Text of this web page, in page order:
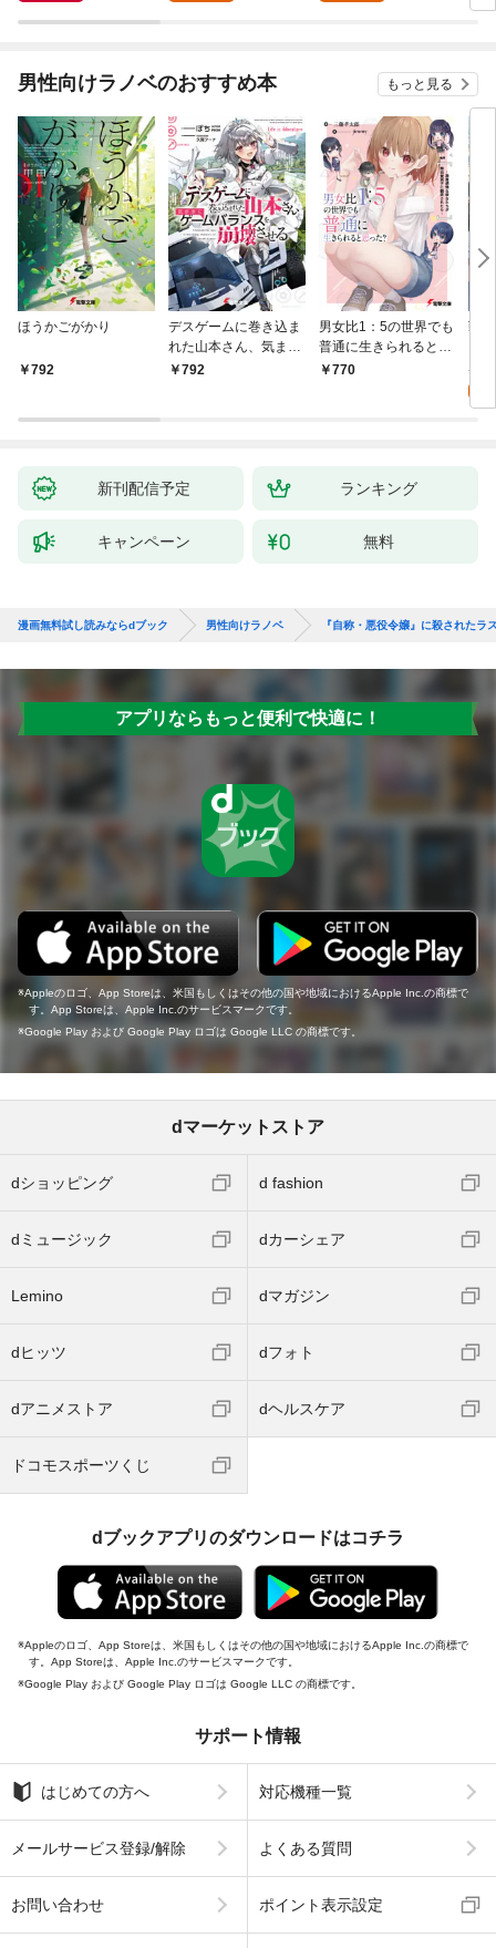
特典付き】
なりました！？～ 第
す
男性向けラノベのおすすめ本 もっと見る
ほうかごがかり
792
デスゲームに巻き込ま
れた山本さん、気まま
にゲームバランスを崩
792
男女比1：5の世界でも
普通に生きられると思
った？ ～激重感情な
770
戦
活
特
新刊配信予定 ランキング
キャンペーン 無料
漫画無料試し読みならdブック 男性向けラノベ 『自称・悪役令嬢』に殺されたラ
アプリならもっと便利で快適に！
Appleのロゴ、App Storeは、米国もしくはその他の国や地域におけるApple Inc.の商標で
す。App Storeは、Apple Inc.のサービスマークです。
Google Play および Google Play ロゴは Google LLC の商標です。
dマーケットストア
dショッピング d fashion
dミュージック dカーシェア
Lemino dマガジン
dヒッツ dフォト
dアニメストア dヘルスケア
ドコモスポーツくじ
dブックアプリのダウンロードはコチラ
Appleのロゴ、App Storeは、米国もしくはその他の国や地域におけるApple Inc.の商標で
す。App Storeは、Apple Inc.のサービスマークです。
Google Play および Google Play ロゴは Google LLC の商標です。
サポート情報
はじめての方へ 対応機種一覧
メールサービス登録/解除 よくある質問
お問い合わせ ポイント表示設定